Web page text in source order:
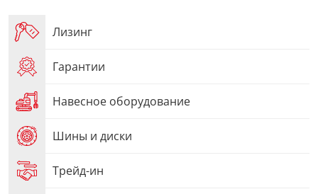
Лизинг
Гарантии
Навесное оборудование
Шины и диски
Трейд-ин